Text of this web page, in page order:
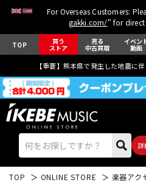
For Overseas Customers:
gakki.com/" for
TOP 買う
ストア
売る
中古買取
イベン
動画
【重要】熊本県で発生した地震に
TOP ONLINE STORE 楽器アク